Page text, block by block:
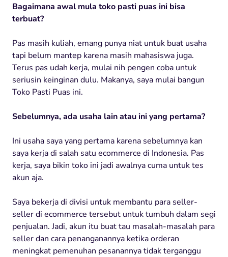
Bagaimana awal mula toko pasti puas ini bisa
terbuat?
Pas masih kuliah, emang punya niat untuk buat usaha
tapi belum mantep karena masih mahasiswa juga.
Terus pas udah kerja, mulai nih pengen coba untuk
seriusin keinginan dulu. Makanya, saya mulai bangun
Toko Pasti Puas ini.
Sebelumnya, ada usaha lain atau ini yang pertama?
Ini usaha saya yang pertama karena sebelumnya kan
saya kerja di salah satu ecommerce di Indonesia. Pas
kerja, saya bikin toko ini jadi awalnya cuma untuk tes
akun aja.
Saya bekerja di divisi untuk membantu para seller-
seller di ecommerce tersebut untuk tumbuh dalam segi
penjualan. Jadi, akun itu buat tau masalah-masalah para
seller dan cara penanganannya ketika orderan
meningkat pemenuhan pesanannya tidak terganggu